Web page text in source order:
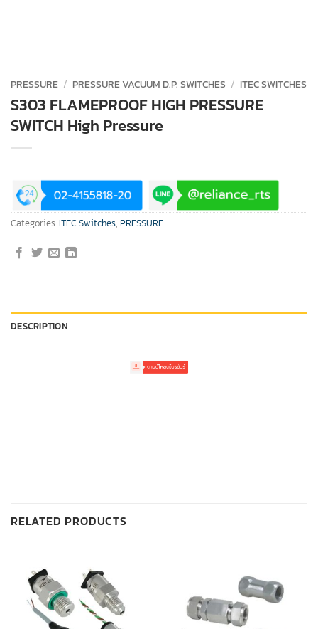
PRESSURE / PRESSURE VACUUM D.P. SWITCHES / ITEC SWITCHES
S303 FLAMEPROOF HIGH PRESSURE
SWITCH High Pressure
Categories: ITEC Switches, PRESSURE
DESCRIPTION
RELATED PRODUCTS